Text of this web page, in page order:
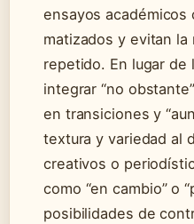
ensayos académicos
matizados y evitan la
repetido. En lugar de
integrar “no
en transiciones y
textura y variedad al
creativos o
como “en cambio” o
posibilidades de